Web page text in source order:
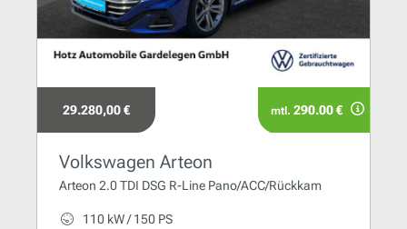
29.280,00 € mtl. 290.00 €
Volkswagen Arteon
Arteon 2.0 TDI DSG R-Line Pano/ACC/Rückkam
110 kW / 150 PS